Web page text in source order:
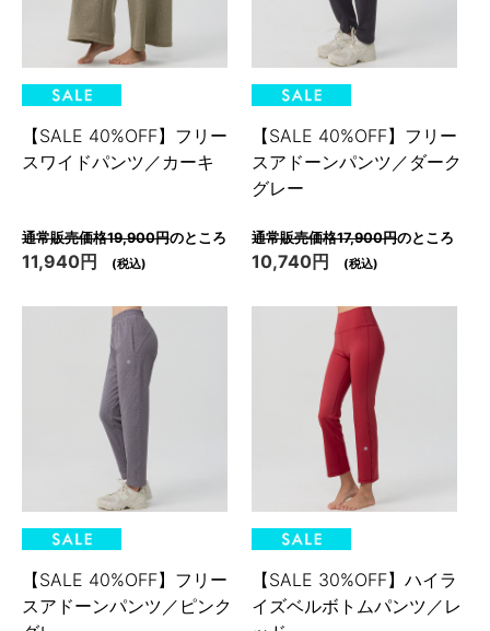
【SALE 40%OFF】フリー
スワイドパンツ／カーキ
通常販売価格19,900円のところ
11,940円 (税込)
【SALE 40%OFF】フリー
スアドーンパンツ／ダーク
グレー
通常販売価格17,900円のところ
10,740円 (税込)
【SALE 40%OFF】フリー
スアドーンパンツ／ピンク
【SALE 30%OFF】ハイラ
イズベルボトムパンツ／レ